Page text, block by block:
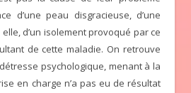
d’une peau disgracieuse, d’une
d’un isolement provoqué par ce
de cette maladie. On retrouve
psychologique, menant à la
en charge n’a pas eu de résultat